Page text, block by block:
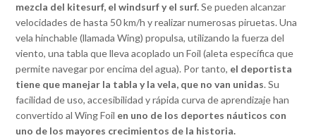
mezcla del kitesurf, el windsurf y el surf.Se pueden alcanzar
velocidades de hasta 50 km/h y realizar numerosas piruetas. Una
vela hinchable (llamada Wing) propulsa, utilizando la fuerza del
viento, una tabla que lleva acoplado un Foil (aleta específica que
permite navegar por encima del agua). Por tanto, el deportista
tiene que manejar la tabla y la vela, que no van unidas. Su
facilidad de uso, accesibilidad y rápida curva de aprendizaje han
convertido al Wing Foil en uno de los deportes náuticos con
uno de los mayores crecimientos de la historia.